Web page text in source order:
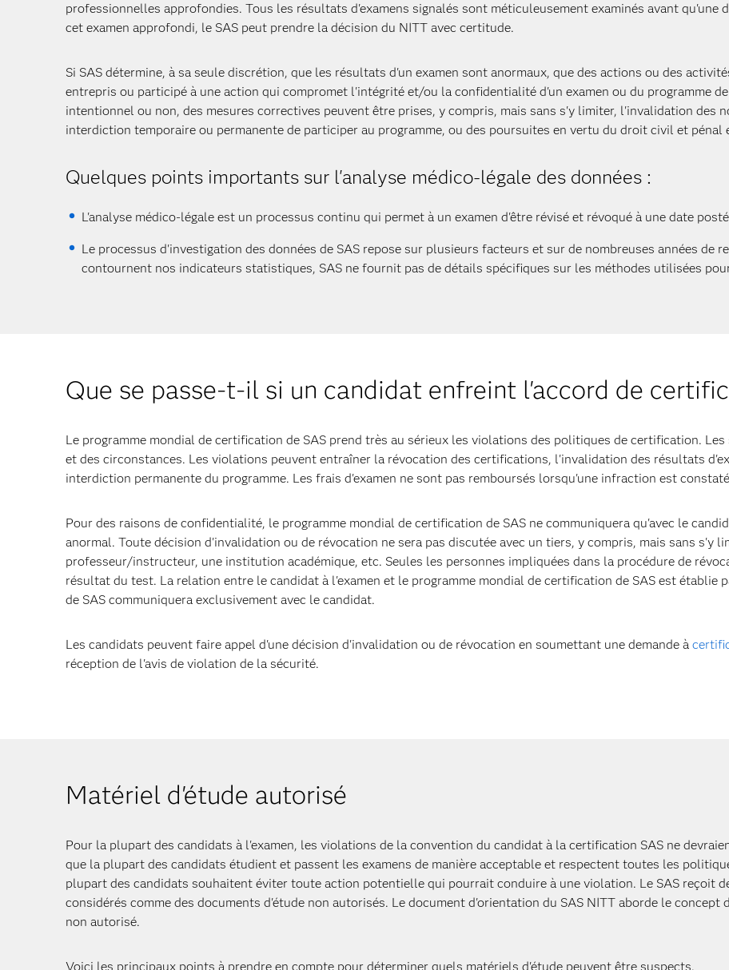
professionnelles approfondies. Tous les résultats d'examens signalés sont méticuleusement examinés avant qu'une
cet examen approfondi, le SAS peut prendre la décision du NITT avec certitude.
Si SAS détermine, à sa seule discrétion, que les résultats d'un examen sont anormaux, que des actions ou des
entrepris ou participé à une action qui compromet l'intégrité et/ou la confidentialité d'un examen ou du programme
intentionnel ou non, des mesures correctives peuvent être prises, y compris, mais sans s'y limiter, l'invalidation des
interdiction temporaire ou permanente de participer au programme, ou des poursuites en vertu du droit civil et pénal
Quelques points importants sur l'analyse médico-légale des données :
L'analyse médico-légale est un processus continu qui permet à un examen d'être révisé et révoqué à une date
Le processus d'investigation des données de SAS repose sur plusieurs facteurs et sur de nombreuses années de
contournent nos indicateurs statistiques, SAS ne fournit pas de détails spécifiques sur les méthodes utilisées
Que se passe-t-il si un candidat enfreint l'accord de
Le programme mondial de certification de SAS prend très au sérieux les violations des politiques de certification.
et des circonstances. Les violations peuvent entraîner la révocation des certifications, l'invalidation des résultats
interdiction permanente du programme. Les frais d'examen ne sont pas remboursés lorsqu'une infraction est
Pour des raisons de confidentialité, le programme mondial de certification de SAS ne communiquera qu'avec le
anormal. Toute décision d'invalidation ou de révocation ne sera pas discutée avec un tiers, y compris, mais sans s'y
professeur/instructeur, une institution académique, etc. Seules les personnes impliquées dans la procédure de
résultat du test. La relation entre le candidat à l'examen et le programme mondial de certification de SAS est établie
de SAS communiquera exclusivement avec le candidat.
Les candidats peuvent faire appel d'une décision d'invalidation ou de révocation en soumettant une demande à
réception de l'avis de violation de la sécurité.
Matériel d'étude autorisé
Pour la plupart des candidats à l'examen, les violations de la convention du candidat à la certification SAS ne
que la plupart des candidats étudient et passent les examens de manière acceptable et respectent toutes les
plupart des candidats souhaitent éviter toute action potentielle qui pourrait conduire à une violation. Le SAS reçoit
considérés comme des documents d'étude non autorisés. Le document d'orientation du SAS NITT aborde le concept
non autorisé.
Voici les principaux points à prendre en compte pour déterminer quels matériels d'étude peuvent être suspects.